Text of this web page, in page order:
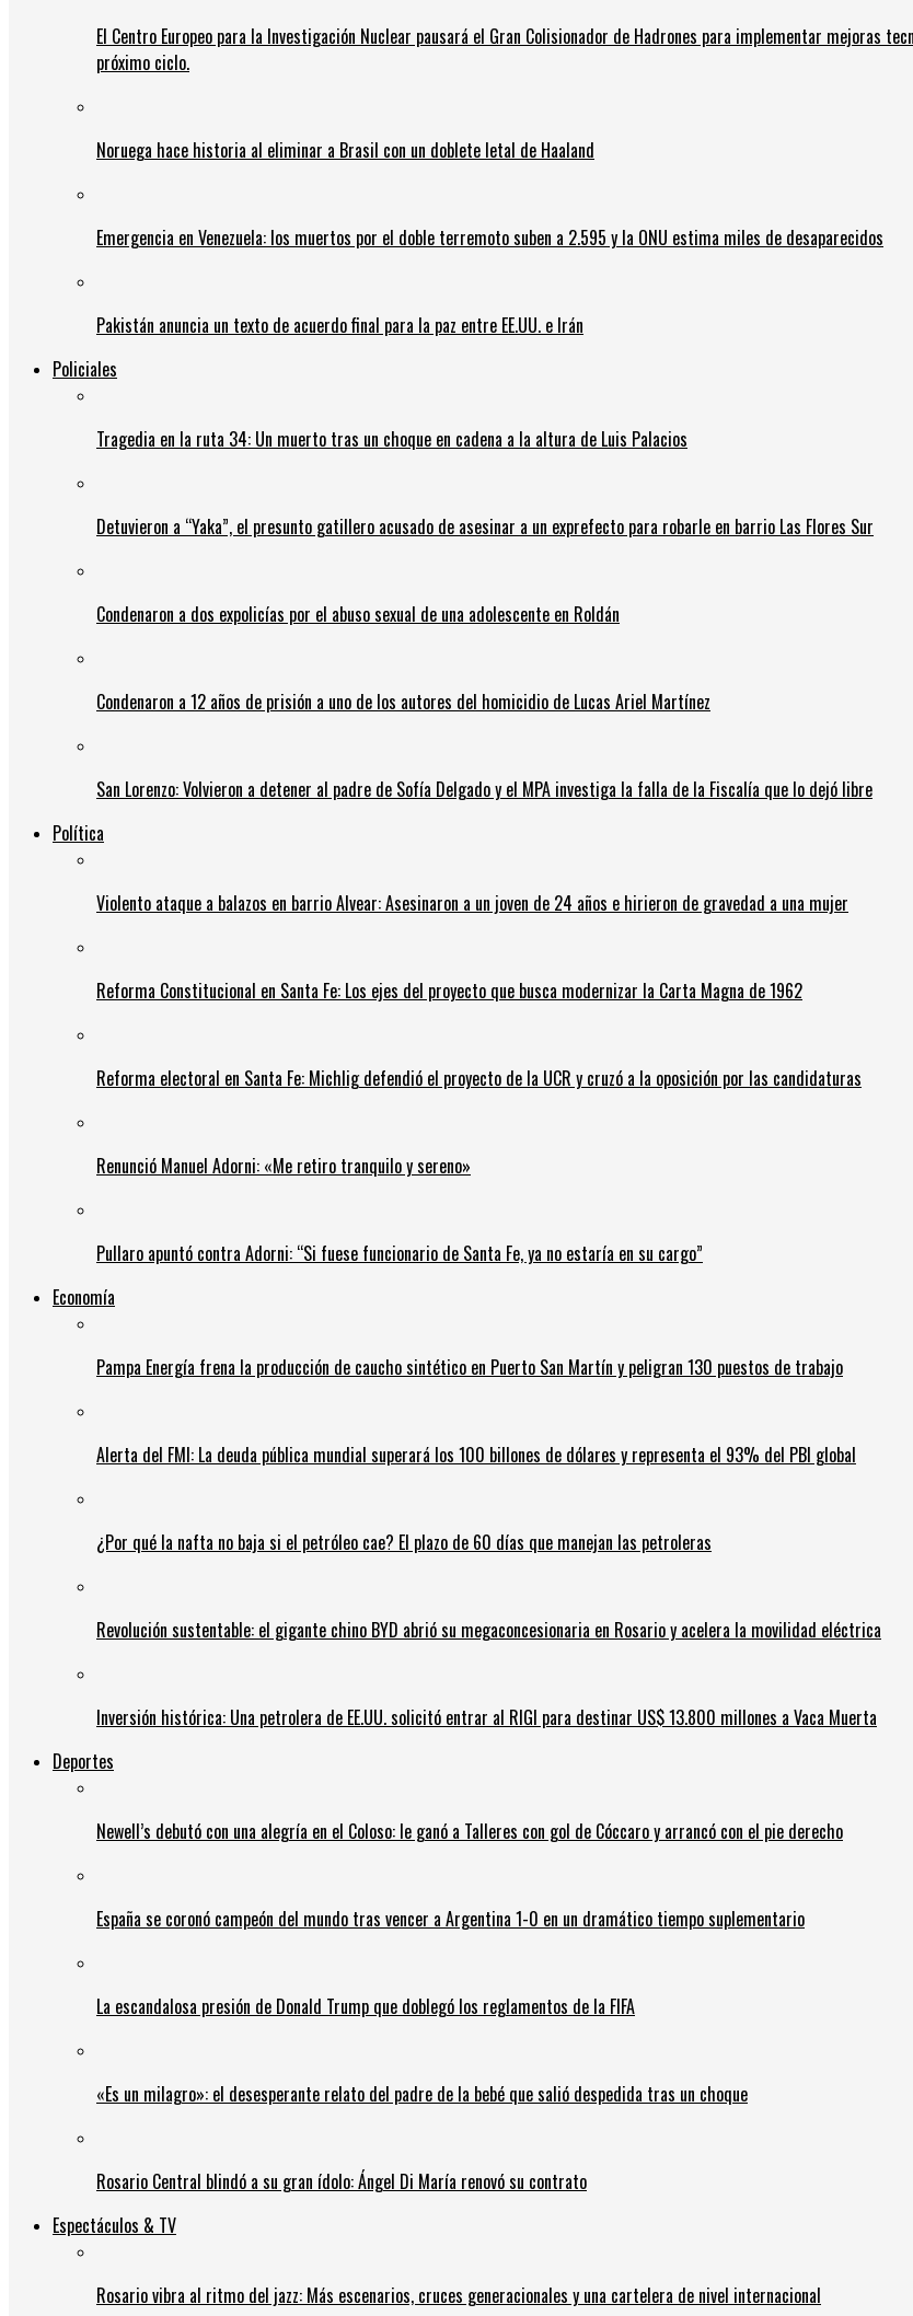
El Centro Europeo para la Investigación Nuclear pausará el Gran Colisionador de Hadrones para implementar mejoras
próximo ciclo.
Noruega hace historia al eliminar a Brasil con un doblete letal de Haaland
Emergencia en Venezuela: los muertos por el doble terremoto suben a 2.595 y la ONU estima miles de desaparecidos
Pakistán anuncia un texto de acuerdo final para la paz entre EE.UU. e Irán
Policiales
Tragedia en la ruta 34: Un muerto tras un choque en cadena a la altura de Luis Palacios
Detuvieron a “Yaka”, el presunto gatillero acusado de asesinar a un exprefecto para robarle en barrio Las Flores Sur
Condenaron a dos expolicías por el abuso sexual de una adolescente en Roldán
Condenaron a 12 años de prisión a uno de los autores del homicidio de Lucas Ariel Martínez
San Lorenzo: Volvieron a detener al padre de Sofía Delgado y el MPA investiga la falla de la Fiscalía que lo dejó libre
Política
Violento ataque a balazos en barrio Alvear: Asesinaron a un joven de 24 años e hirieron de gravedad a una mujer
Reforma Constitucional en Santa Fe: Los ejes del proyecto que busca modernizar la Carta Magna de 1962
Reforma electoral en Santa Fe: Michlig defendió el proyecto de la UCR y cruzó a la oposición por las candidaturas
Renunció Manuel Adorni: «Me retiro tranquilo y sereno»
Pullaro apuntó contra Adorni: “Si fuese funcionario de Santa Fe, ya no estaría en su cargo”
Economía
Pampa Energía frena la producción de caucho sintético en Puerto San Martín y peligran 130 puestos de trabajo
Alerta del FMI: La deuda pública mundial superará los 100 billones de dólares y representa el 93% del PBI global
¿Por qué la nafta no baja si el petróleo cae? El plazo de 60 días que manejan las petroleras
Revolución sustentable: el gigante chino BYD abrió su megaconcesionaria en Rosario y acelera la movilidad eléctrica
Inversión histórica: Una petrolera de EE.UU. solicitó entrar al RIGI para destinar US$ 13.800 millones a Vaca Muerta
Deportes
Newell’s debutó con una alegría en el Coloso: le ganó a Talleres con gol de Cóccaro y arrancó con el pie derecho
España se coronó campeón del mundo tras vencer a Argentina 1-0 en un dramático tiempo suplementario
La escandalosa presión de Donald Trump que doblegó los reglamentos de la FIFA
«Es un milagro»: el desesperante relato del padre de la bebé que salió despedida tras un choque
Rosario Central blindó a su gran ídolo: Ángel Di María renovó su contrato
Espectáculos & TV
Rosario vibra al ritmo del jazz: Más escenarios, cruces generacionales y una cartelera de nivel internacional